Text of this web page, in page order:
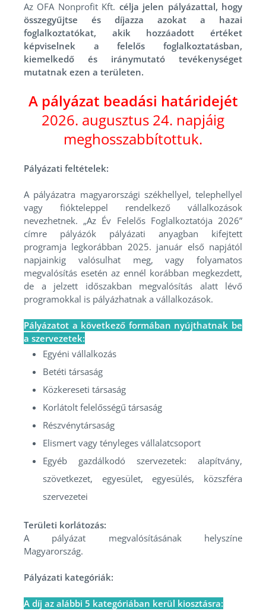
Az OFA Nonprofit Kft. célja jelen pályázattal, hogy
összegyűjtse és díjazza azokat a hazai
foglalkoztatókat, akik hozzáadott értéket
képviselnek a felelős foglalkoztatásban,
kiemelkedő és iránymutató tevékenységet
mutatnak ezen a területen.
A pályázat beadási határidejét
2026. augusztus 24. napjáig
meghosszabbítottuk.
Pályázati feltételek:
A pályázatra magyarországi székhellyel, telephellyel
vagy fiókteleppel rendelkező vállalkozások
nevezhetnek. „Az Év Felelős Foglalkoztatója 2026”
címre pályázók pályázati anyagban kifejtett
programja legkorábban 2025. január első napjától
napjainkig valósulhat meg, vagy folyamatos
megvalósítás esetén az ennél korábban megkezdett,
de a jelzett időszakban megvalósítás alatt lévő
programokkal is pályázhatnak a vállalkozások.
Pályázatot a következő formában nyújthatnak be
a szervezetek:
Egyéni vállalkozás
Betéti társaság
Közkereseti társaság
Korlátolt felelősségű társaság
Részvénytársaság
Elismert vagy tényleges vállalatcsoport
Egyéb gazdálkodó szervezetek: alapítvány,
szövetkezet, egyesület, egyesülés, közszféra
szervezetei
Területi korlátozás:
A pályázat megvalósításának helyszíne
Magyarország.
Pályázati kategóriák:
A díj az alábbi 5 kategóriában kerül kiosztásra: